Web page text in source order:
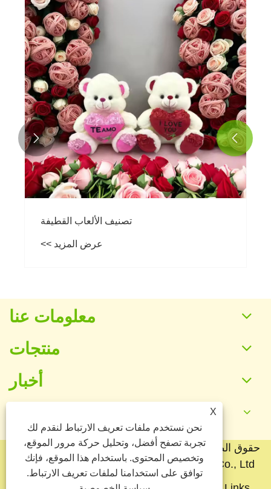
تصنيف الألعاب القطيفة
عرض المزيد >>


معلومات عنا
منتجات
أخبار
حقوق الطبع والنشر © 2025 شركة Baoding Yuankang
Toy Manufacturing Co., Ltd. جميع الحقوق محفوظة.
X
نحن نستخدم ملفات تعريف الارتباط لنقدم لك
تجربة تصفح أفضل، وتحليل حركة مرور الموقع،
وتخصيص المحتوى. باستخدام هذا الموقع، فإنك
توافق على استخدامنا لملفات تعريف الارتباط.